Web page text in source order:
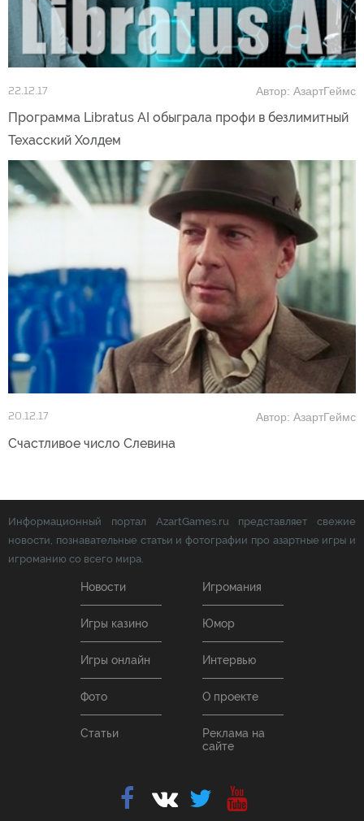
22.12.17 Автор: АзартГеймс
Программа Libratus AI обыграла профи в безлимитный
Техасский Холдем
20.12.17 Автор: АзартГеймс
Счастливое число Слевина
Информационный портал AzartGames.ru представляет свежие
новости, познавательные статьи и фотографии про азартные игры и
игроманию со всего мира.
Новости Игромания
Игры казино Юмор
Игры онлайн Интервью
Фото О проекте
Статьи
Реклама на
сайте